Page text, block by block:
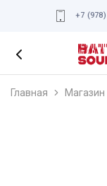
+7
Главная Магазин